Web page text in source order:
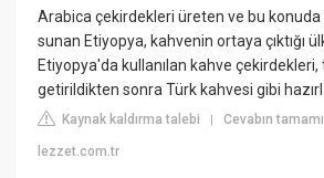
Arabica çekirdekleri üreten ve bu
sunan Etiyopya, kahvenin ortaya çıktığı
Etiyopya'da kullanılan kahve
getirildikten sonra Türk kahvesi gibi
Kaynak kaldırma talebi |Cevabın
lezzet.com.tr